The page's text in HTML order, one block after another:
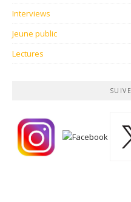
Interviews
Jeune public
Lectures